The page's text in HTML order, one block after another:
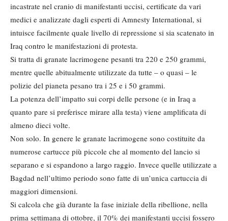
incastrate nel cranio di manifestanti uccisi, certificate da vari
medici e analizzate dagli esperti di Amnesty International, si
intuisce facilmente quale livello di repressione si sia scatenato in
Iraq contro le manifestazioni di protesta.
Si tratta di granate lacrimogene pesanti tra 220 e 250 grammi,
mentre quelle abitualmente utilizzate da tutte – o quasi – le
polizie del pianeta pesano tra i 25 e i 50 grammi.
La potenza dell’impatto sui corpi delle persone (e in Iraq a
quanto pare si preferisce mirare alla testa) viene amplificata di
almeno dieci volte.
Non solo. In genere le granate lacrimogene sono costituite da
numerose cartucce più piccole che al momento del lancio si
separano e si espandono a largo raggio. Invece quelle utilizzate a
Bagdad nell’ultimo periodo sono fatte di un’unica cartuccia di
maggiori dimensioni.
Si calcola che già durante la fase iniziale della ribellione, nella
prima settimana di ottobre, il 70% dei manifestanti uccisi fossero